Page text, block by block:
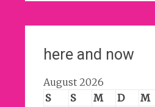
here and now
August 2026
S
S M D M